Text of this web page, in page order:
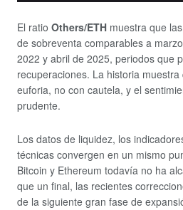
El ratio Others/ETH muestra que
de sobreventa comparables a
2022 y abril de 2025, periodos que
recuperaciones. La historia
euforia, no con cautela, y el
prudente.
Los datos de liquidez, los
técnicas convergen en un mismo
Bitcoin y Ethereum todavía no ha
que un final, las recientes
de la siguiente gran fase de